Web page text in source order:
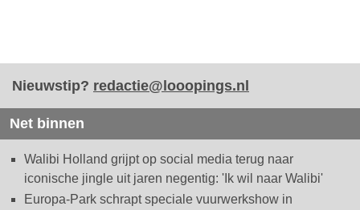
Nieuwstip? redactie@looopings.nl
Net binnen
Walibi Holland grijpt op social media terug naar
iconische jingle uit jaren negentig: 'Ik wil naar Walibi'
Europa-Park schrapt speciale vuurwerkshow in